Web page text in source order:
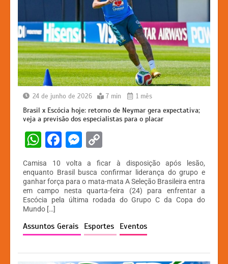
24 de junho de 2026 7 min 1 mês
Brasil x Escócia hoje: retorno de Neymar gera expectativa;
veja a previsão dos especialistas para o placar
W
at
s
A
p
p
F
c
e
b
o
o
k
M
s
s
e
n
g
er
p
y
Li
n
k
Camisa 10 volta a ficar à disposição após lesão,
enquanto Brasil busca confirmar liderança do grupo e
ganhar força para o mata-mata A Seleção Brasileira entra
em campo nesta quarta-feira (24) para enfrentar a
Escócia pela última rodada do Grupo C da Copa do
Mundo […]
Assuntos Gerais Esportes Eventos